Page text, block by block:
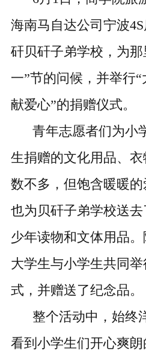
海南马自达公司宁波
矸贝矸子弟学校，为
一”节的问候，并举行
献爱心”的捐赠仪式。
青年志愿者们为小
生捐赠的文化用品、
数不多，但饱含暖暖
也为贝矸子弟学校送
少年读物和文体用品
大学生与小学生共同
式，并赠送了纪念品。
整个活动中，始终
看到小学生们开心爽